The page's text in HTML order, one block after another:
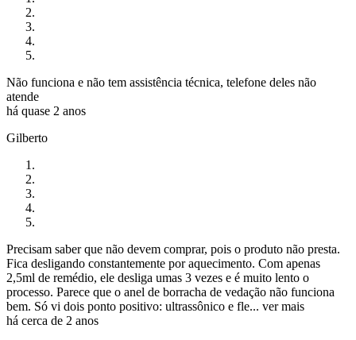
Não funciona e não tem assistência técnica, telefone deles não
atende
há quase 2 anos
Gilberto
Precisam saber que não devem comprar, pois o produto não presta.
Fica desligando constantemente por aquecimento. Com apenas
2,5ml de remédio, ele desliga umas 3 vezes e é muito lento o
processo. Parece que o anel de borracha de vedação não funciona
bem. Só vi dois ponto positivo: ultrassônico e fle... ver mais
há cerca de 2 anos